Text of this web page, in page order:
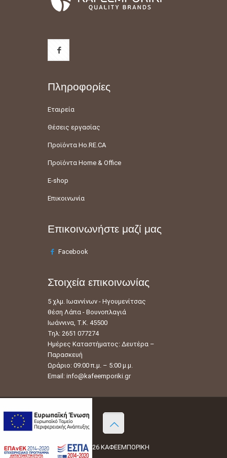
Πληροφορίες
Εταιρεία
Θέσεις εργασίας
Προϊόντα Ho.RE.CA
Προϊόντα Home & Office
E-shop
Επικοινωνία
Επικοινωνήστε μαζί μας
Facebook
Στοιχεία επικοινωνίας
5 χλμ. Ιωαννίνων - Ηγουμενίτσας
θέση Λάπα - Βουνοπλαγιά
Ιωάννινα, Τ.Κ. 45500
Τηλ: 2651 077274
Ημέρες Καταστήματος: Δευτέρα –
Παρασκευή
Ωράριο: 09:00 π.μ. – 5:00 μ.μ.
Email: info@kafeemporiki.gr
© 2026 ΚΑΦΕΕΜΠΟΡΙΚΗ